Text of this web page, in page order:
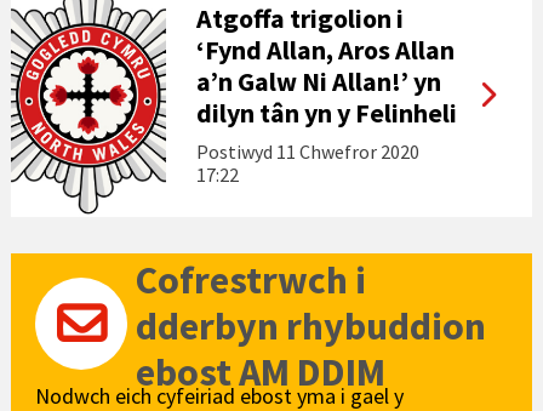
Atgoffa trigolion i
‘Fynd Allan, Aros Allan
a’n Galw Ni Allan!’ yn
dilyn tân yn y Felinheli
Postiwyd 11 Chwefror 2020
17:22
Cofrestrwch i
dderbyn rhybuddion
ebost AM DDIM
Nodwch eich cyfeiriad ebost yma i gael y